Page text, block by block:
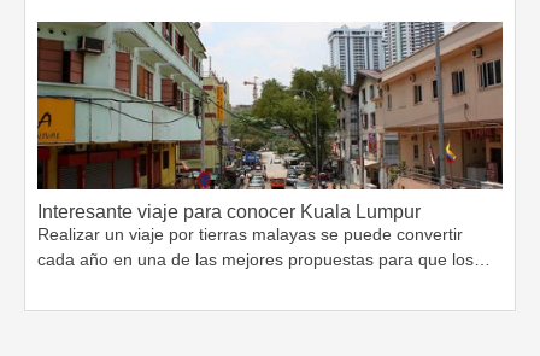
Interesante viaje para conocer Kuala Lumpur
Realizar un viaje por tierras malayas se puede convertir
cada año en una de las mejores propuestas para que los…